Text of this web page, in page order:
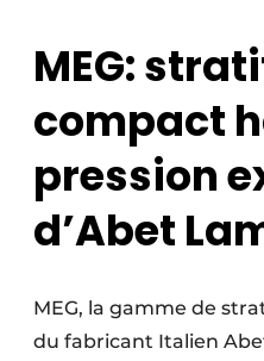
MEG:
compact
pression
d’Abet
MEG, la gamme de
du fabricant Italien